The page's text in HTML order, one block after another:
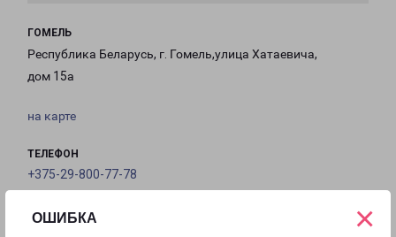
ОШИБКА ×
ГОМЕЛЬ
Республика Беларусь, г. Гомель,улица Хатаевича,
дом 15а
на карте
ТЕЛЕФОН
+375-29-800-77-78
EMAIL